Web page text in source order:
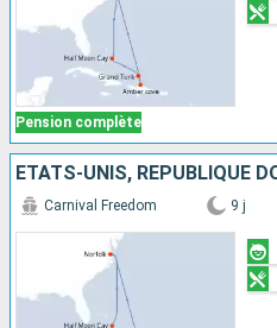
Pension complète
Carnival Freedom 9 j